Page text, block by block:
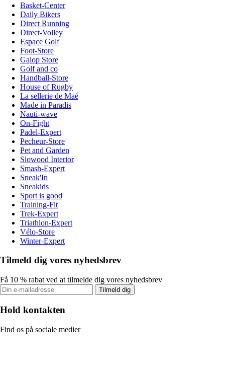
Basket-Center
Daily Bikers
Direct Running
Direct-Volley
Espace Golf
Foot-Store
Galop Store
Golf and co
Handball-Store
House of Rugby
La sellerie de Maé
Made in Paradis
Nauti-wave
On-Fight
Padel-Expert
Pecheur-Store
Pet and Garden
Slowood Interior
Smash-Expert
Sneak'In
Sneakids
Sport is good
Training-Fit
Trek-Expert
Triathlon-Expert
Vélo-Store
Winter-Expert
Tilmeld dig vores nyhedsbrev
Få 10 % rabat ved at tilmelde dig vores nyhedsbrev
Tilmeld dig
Hold kontakten
Find os på sociale medier